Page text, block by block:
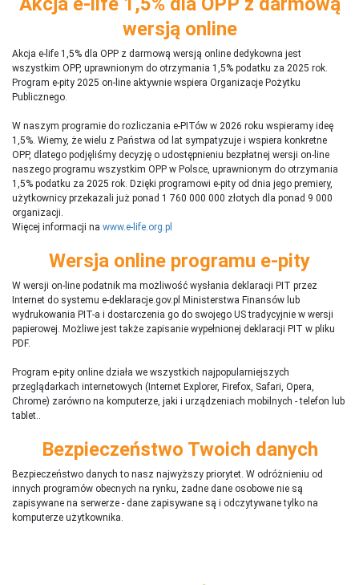
wersją online
Akcja e-life 1,5% dla OPP z darmową wersją online dedykowna jest
wszystkim OPP, uprawnionym do otrzymania 1,5% podatku za 2025 rok.
Program e-pity 2025 on-line aktywnie wspiera Organizacje Pożytku
Publicznego.
W naszym programie do rozliczania e-PITów w 2026 roku wspieramy ideę
1,5%. Wiemy, że wielu z Państwa od lat sympatyzuje i wspiera konkretne
OPP, dlatego podjęliśmy decyzję o udostępnieniu bezpłatnej wersji on-line
naszego programu wszystkim OPP w Polsce, uprawnionym do otrzymania
1,5% podatku za 2025 rok. Dzięki programowi e-pity od dnia jego premiery,
użytkownicy przekazali już ponad 1 760 000 000 złotych dla ponad 9 000
organizacji.
Więcej informacji na www.e-life.org.pl
Wersja online programu e-pity
W wersji on-line podatnik ma możliwość wysłania deklaracji PIT przez
Internet do systemu e-deklaracje.gov.pl Ministerstwa Finansów lub
wydrukowania PIT-a i dostarczenia go do swojego US tradycyjnie w wersji
papierowej. Możliwe jest także zapisanie wypełnionej deklaracji PIT w pliku
PDF.
Program e-pity online działa we wszystkich najpopularniejszych
przeglądarkach internetowych (Internet Explorer, Firefox, Safari, Opera,
Chrome) zarówno na komputerze, jaki i urządzeniach mobilnych - telefon lub
tablet..
Bezpieczeństwo Twoich danych
Bezpieczeństwo danych to nasz najwyższy priorytet. W odróżnieniu od
innych programów obecnych na rynku, żadne dane osobowe nie są
zapisywane na serwerze - dane zapisywane są i odczytywane tylko na
komputerze użytkownika.